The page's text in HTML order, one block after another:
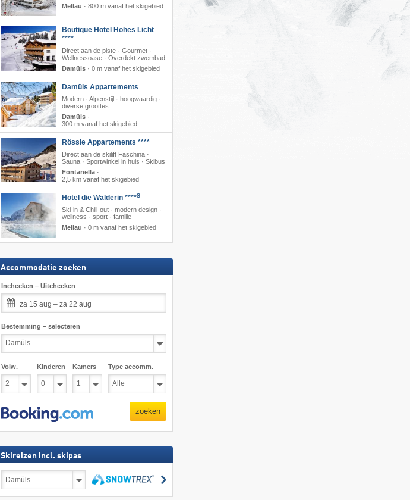
Mellau · 800 m vanaf het skigebied
Boutique Hotel Hohes Licht
****
Direct aan de piste · Gourmet ·
Wellnessoase · Overdekt zwembad
Damüls· 0 m vanaf het skigebied
Damüls Appartements
Modern · Alpenstijl · hoogwaardig ·
diverse groottes
Damüls·
300 m vanaf het skigebied
Rössle Appartements ****
Direct aan de skilift Faschina ·
Sauna · Sportwinkel in huis · Skibus
Fontanella ·
2,5 km vanaf het skigebied
Hotel die Wälderin ****S
Ski-in & Chill-out · modern design ·
wellness · sport · familie
Mellau · 0 m vanaf het skigebied
Accommodatie zoeken
Inchecken – Uitchecken
za 15 aug – za 22 aug
Bestemming – selecteren
Volw. Kinderen Kamers Type accomm.
zoeken
Skireizen incl. skipas
incl.
zoeken